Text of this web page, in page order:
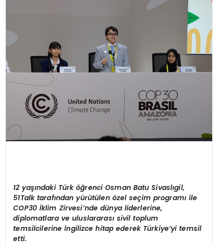
12 yaşındaki Türk öğrenci Osman Batu Sivaslıgil,
51Talk tarafından yürütülen özel seçim programı ile
COP30 İklim Zirvesi’nde dünya liderlerine,
diplomatlara ve uluslararası sivil toplum
temsilcilerine İngilizce hitap ederek Türkiye’yi temsil
etti.